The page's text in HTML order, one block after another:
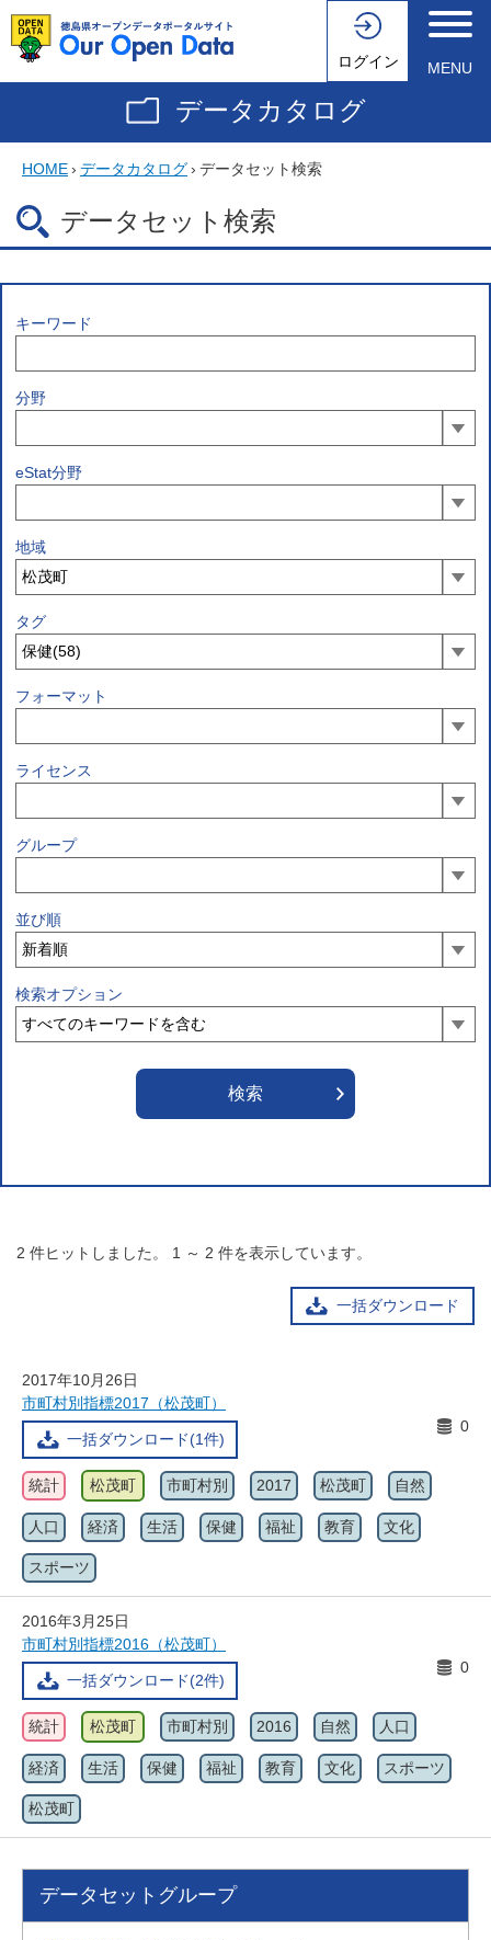
ログイン MENU
データカタログ
HOME› データカタログ› データセット検索
データセット検索
キーワード
分野
eStat分野
地域
タグ
フォーマット
ライセンス
グループ
並び順
検索オプション
2 件ヒットしました。 1 ～ 2 件を表示しています。
一括ダウンロード
2017年10月26日
市町村別指標2017（松茂町）
一括ダウンロード(1件)
0
統計 松茂町 市町村別 2017 松茂町 自然
人口 経済 生活 保健 福祉 教育 文化
スポーツ
2016年3月25日
市町村別指標2016（松茂町）
一括ダウンロード(2件)
0
統計 松茂町 市町村別 2016 自然 人口
経済 生活 保健 福祉 教育 文化 スポーツ
松茂町
データセットグループ